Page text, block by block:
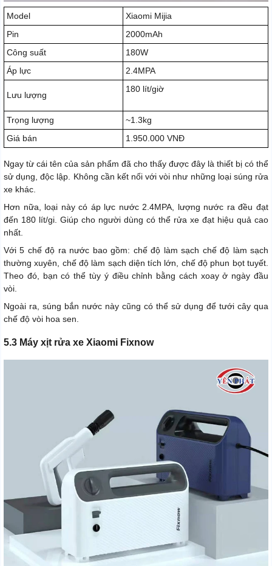
Model
Xiaomi Mijia
Pin
2000mAh
Công suất
180W
Áp lực
2.4MPA
Lưu lượng
180 lít/giờ
Trọng lượng
~1.3kg
Giá bán
1.950.000 VNĐ
Ngay từ cái tên của sản phẩm đã cho thấy được đây là thiết bị có thể
sử dụng, độc lập. Không cần kết nối với vòi như những loại súng rửa
xe khác.
Hơn nữa, loại này có áp lực nước 2.4MPA, lượng nước ra đều đạt
đến 180 lít/gi. Giúp cho người dùng có thể rửa xe đạt hiệu quả cao
nhất.
Với 5 chế độ ra nước bao gồm: chế độ làm sạch chế độ làm sạch
thường xuyên, chế độ làm sạch diện tích lớn, chế độ phun bọt tuyết.
Theo đó, bạn có thể tùy ý điều chỉnh bằng cách xoay ở ngày đầu
vòi.
Ngoài ra, súng bắn nước này cũng có thể sử dụng để tưới cây qua
chế độ vòi hoa sen.
5.3 Máy xịt rửa xe Xiaomi Fixnow